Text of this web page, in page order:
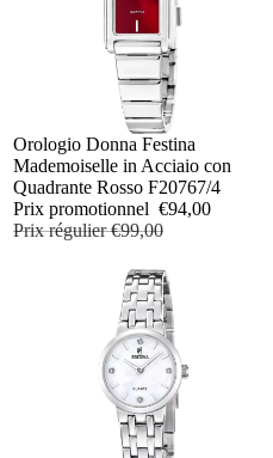
PROMOTION
Orologio Donna Festina
Mademoiselle in Acciaio con
Quadrante Rosso F20767/4
Prix promotionnel €94,00
Prix régulier€99,00